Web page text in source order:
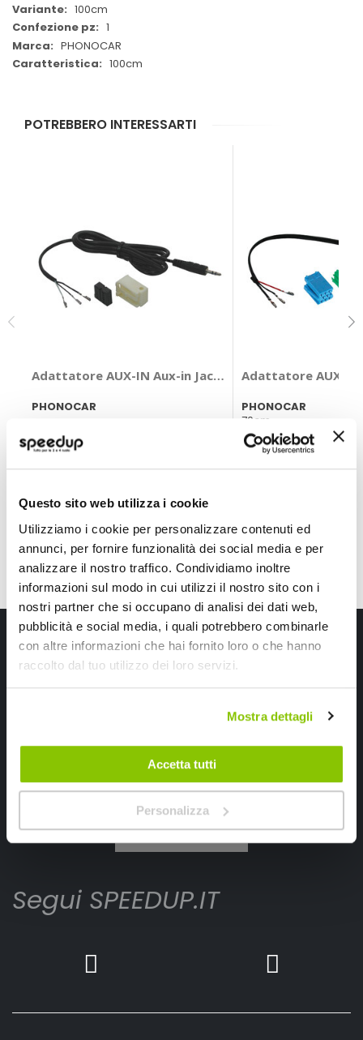
Questo sito web utilizza i cookie
Utilizziamo i cookie per personalizzare contenuti ed
annunci, per fornire funzionalità dei social media e per
analizzare il nostro traffico. Condividiamo inoltre
informazioni sul modo in cui utilizzi il nostro sito con i
nostri partner che si occupano di analisi dei dati web,
pubblicità e social media, i quali potrebbero combinarle
con altre informazioni che hai fornito loro o che hanno
raccolto dal tuo utilizzo dei loro servizi.
Mostra dettagli
Accetta tutti
Personalizza
100cm
1
PHONOCAR
100cm
POTREBBERO INTERESSARTI
Adattatore AUX-IN Aux-in Jack 3,5 - PHONOCAR
PHONOCAR
14,25 €
CONSEGNA IN 48H
Adattatore AUX-IN
PHONOCAR
70cm
16,20 €
Iscriviti alla newsletter Speedup
Ricevi subito uno sconto del 10% per il tuo primo acquisto online!
Iscrivimi
Segui SPEEDUP.IT